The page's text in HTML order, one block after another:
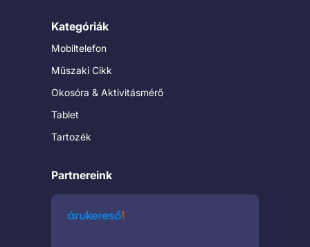
Kategóriák
Mobiltelefon
Műszaki Cikk
Okosóra & Aktivitásmérő
Tablet
Tartozék
Partnereink